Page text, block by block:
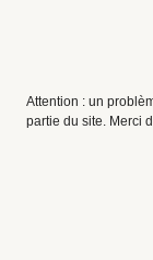
Attention : un
partie du site. Merci